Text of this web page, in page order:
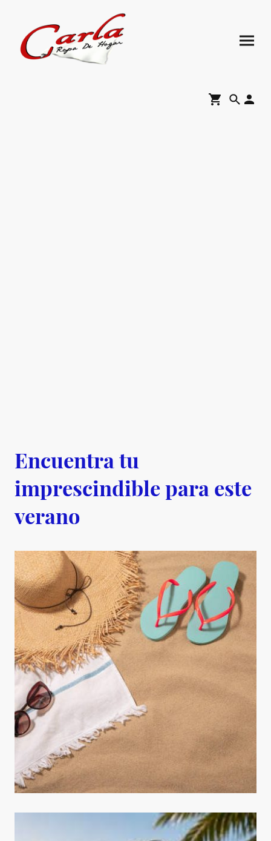
Encuentra tu
imprescindible para este
verano